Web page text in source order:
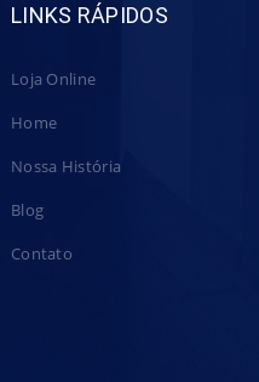
LINKS RÁPIDOS
Loja Online
Home
Nossa História
Blog
Contato